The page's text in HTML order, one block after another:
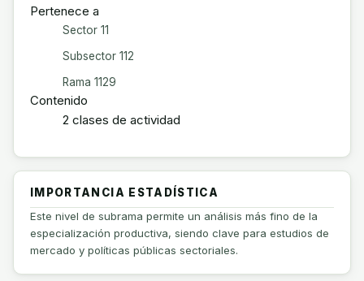
Pertenece a
Sector 11
Subsector 112
Rama 1129
Contenido
2 clases de actividad
IMPORTANCIA ESTADÍSTICA
Este nivel de subrama permite un análisis más fino de la
especialización productiva, siendo clave para estudios de
mercado y políticas públicas sectoriales.